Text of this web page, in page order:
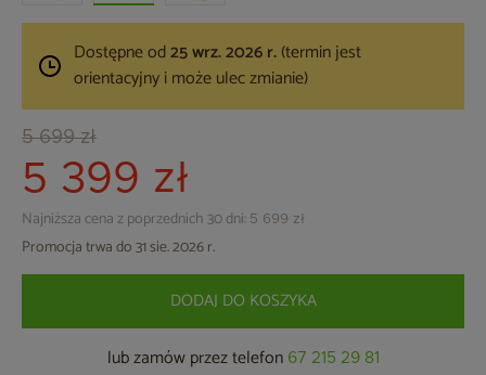
Dostępne od25 wrz. 2026 r.(termin jest
orientacyjny i może ulec zmianie)
5 699 zł
5 399 zł
Najniższa cena z poprzednich 30 dni: 5 699 zł
Promocja trwa do 31 sie. 2026 r.
DODAJ DO KOSZYKA
lub zamów przez telefon 67 215 29 81